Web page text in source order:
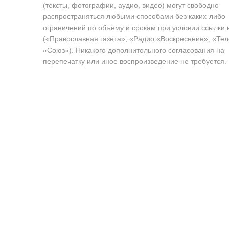
(тексты, фотографии, аудио, видео) могут свободно
распространяться любыми способами без каких-либо
ограничений по объёму и срокам при условии ссылки
(«Православная газета», «Радио «Воскресение»,
«Союз»). Никакого дополнительного согласования на
перепечатку или иное воспроизведение не требуется.